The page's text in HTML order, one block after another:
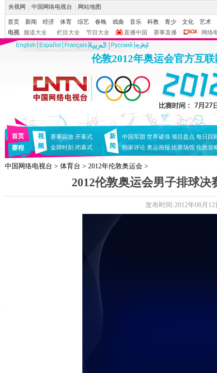
央视网 中国网络电视台 网站地图
首页 新闻 经济 体育 综艺 春晚 戏曲 音乐 科教 青少 文化
艺术
电视
频道大全 栏目大全 节目大全 直播中国 赛事直播
网络
English
Español Français Pусский
伦敦2012年奥运会官方互
首页
赛程
视
频
赛事回放 开幕式
金牌时刻 闭幕式
新
闻
中国军团 世界诸强 项目盘点 每日回
独家评论 奥运画报 比赛场馆 伦敦攻
中国网络电视台 > 体育台 > 2012年伦敦奥运会 >
2012伦敦奥运会男子排球决
发布时间:2012年08月